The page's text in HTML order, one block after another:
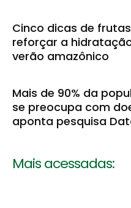
Cinco dicas de
reforçar a
verão amazônico
Mais de 90% da
se preocupa com
aponta pesquisa
Mais acessadas: